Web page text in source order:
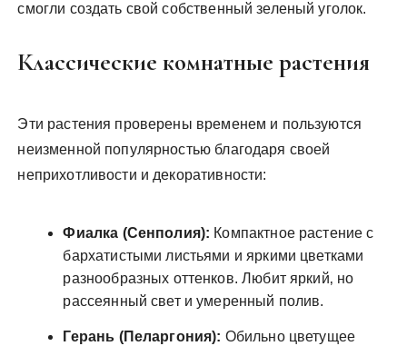
смогли создать свой собственный зеленый уголок.
Классические комнатные растения
Эти растения проверены временем и пользуются
неизменной популярностью благодаря своей
неприхотливости и декоративности:
Фиалка (Сенполия): Компактное растение с
бархатистыми листьями и яркими цветками
разнообразных оттенков. Любит яркий‚ но
рассеянный свет и умеренный полив.
Герань (Пеларгония): Обильно цветущее